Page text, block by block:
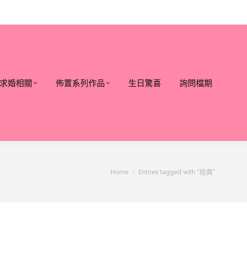
求婚相關 佈置系列作品 生日驚喜 詢問檔期
You are here:
Home Entries tagged with "經典"